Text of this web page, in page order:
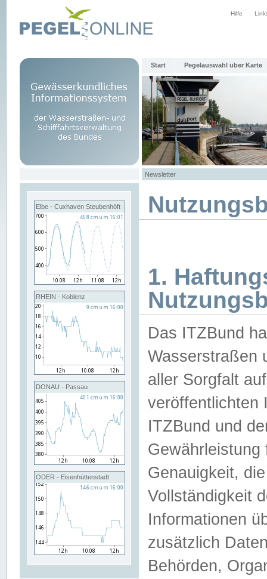
Hilfe
Start Pegelauswahl über Karte
Newsletter
Elbe - Cuxhaven Steubenhöft
RHEIN - Koblenz
DONAU - Passau
ODER - Eisenhüttenstadt
1.
Das ITZBund
Wasserstraßen
aller Sorgfalt
veröffentlichten
ITZBund und
Genauigkeit,
Vollständigkeit
Informationen
zusätzlich
Behörden,